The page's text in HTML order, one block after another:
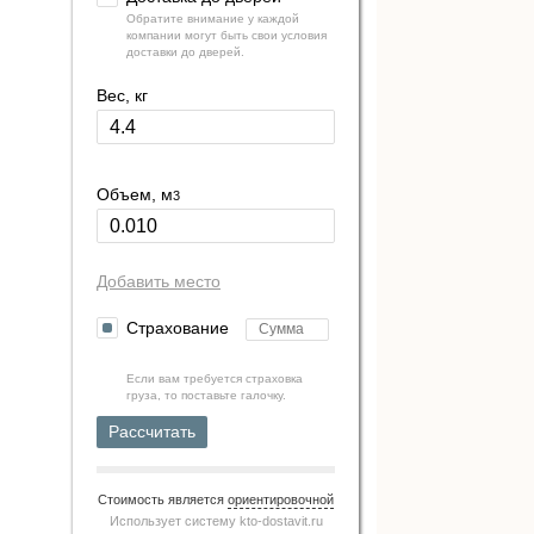
Обратите внимание у каждой
компании могут быть свои условия
доставки до дверей.
Вес, кг
Объем, м3
Добавить место
Страхование
Если вам требуется страховка
груза, то поставьте галочку.
Рассчитать
Стоимость является ориентировочной
Использует систему kto-dostavit.ru